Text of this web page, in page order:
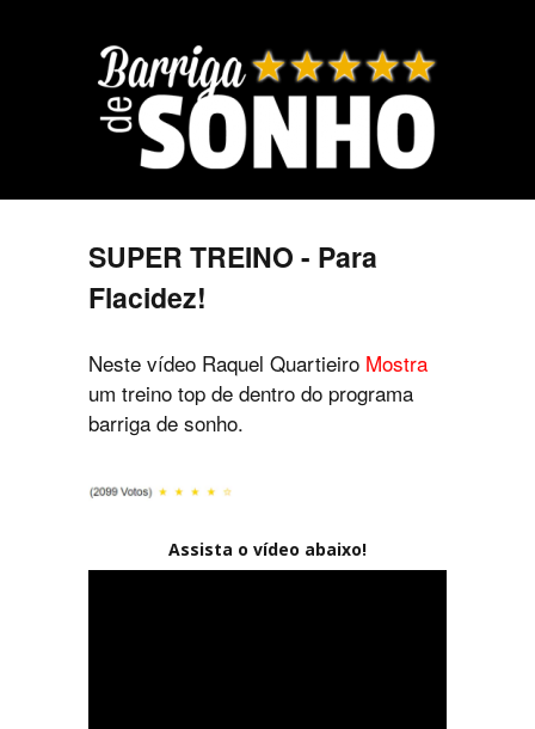
SUPER TREINO - Para
Flacidez!
Neste vídeo Raquel Quartieiro Mostra
um treino top de dentro do programa
barriga de sonho.
Assista o vídeo abaixo!